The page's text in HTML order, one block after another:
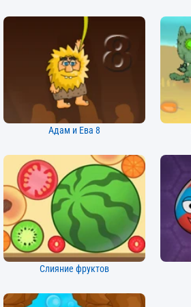
Адам и Ева 8
Слияние фруктов